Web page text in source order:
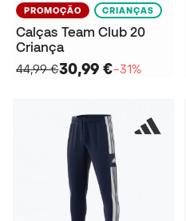
PROMOÇÃO CRIANÇAS
Calças Team Club 20
Criança
44,99 €30,99 €−31%